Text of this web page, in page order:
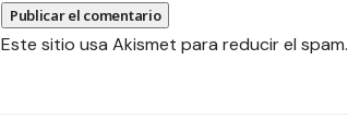
Este sitio usa Akismet para reducir el spam.